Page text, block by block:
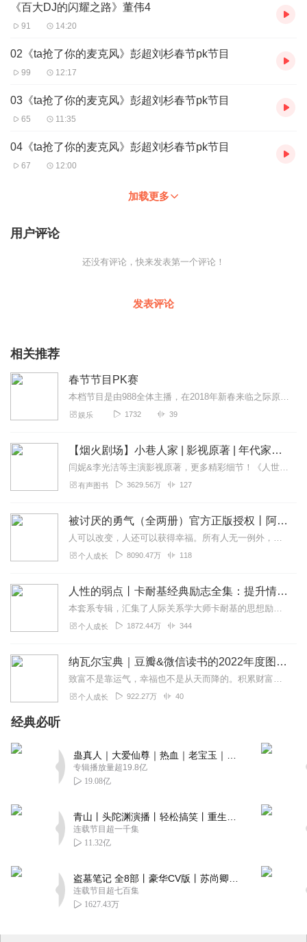
《百大DJ的闪耀之路》董伟4
91 14:20
02《ta抢了你的麦克风》彭超刘杉春节pk节目
99 12:17
03《ta抢了你的麦克风》彭超刘杉春节pk节目
65 11:35
04《ta抢了你的麦克风》彭超刘杉春节pk节目
67 12:00
加载更多
用户评论
还没有评论，快来发表第一个评论！
发表评论
相关推荐
春节节目PK赛
本档节目是由988全体主播，在2018年新春来临之际原创优秀音频pk赛专题节目，节目包括《2018百大dj的闪耀之路》《2018旅行指南》《超级麦克风》《搜城记...
娱乐 1732 39
【烟火剧场】小巷人家 | 影视原著 | 年代家庭 | 热门神作 | 正午阳光 | 殷超旁白 | 大音西声制作 | 荣获广电总局“优秀网络音频节目”
闫妮&李光洁等主演影视原著，更多精彩细节！《人世间》《请回答1988》同款。年代群像日常x市井生活x温馨治愈正午阳光出品，闫妮、李光洁、郭晓东、蒋欣、范丞丞、关...
有声图书 3629.56万 127
被讨厌的勇气（全两册）官方正版授权丨阿德勒心理学畅销经典｜幸福的勇气
人可以改变，人还可以获得幸福。所有人无一例外，都能如此。——阿德勒心理学一名深陷自卑、无能与不幸福的青年，听到了一名哲人主张的“世界无比单纯，人人都能幸福”便来...
个人成长 8090.47万 118
人性的弱点丨卡耐基经典励志全集：提升情商和沟通技巧
本套系专辑，汇集了人际关系学大师卡耐基的思想励志精华，收录《人性的弱点》《人性的优点》《语言的突破》《美好的人生》《快乐的人生》等所有经典！是卡耐基的经典合辑，...
个人成长 1872.44万 344
纳瓦尔宝典｜豆瓣&微信读书的2022年度图书|从白手起家到财务自由
致富不是靠运气，幸福也不是从天而降的。积累财富和幸福生活是我们可以学习的技能。这本书收集整理了硅谷投资人纳瓦尔在过去十年里通过推特、播客和采访等方式分享的人生智...
个人成长 922.27万 40
经典必听
专辑播放量超19.8亿
19.08亿
连载节目超一千集
11.32亿
连载节目超七百集
1627.43万